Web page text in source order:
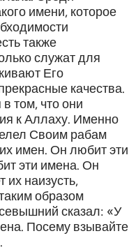
имени, которое
также
служат для
Его
качества.
том, что они
к Аллаху. Именно
Своим рабам
имен. Он любит эти
эти имена. Он
их наизусть,
образом
сказал: «У
Посему взывайте